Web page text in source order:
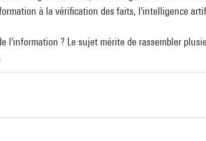
à la vérification des faits, l'intelligence
l'information ? Le sujet mérite de rassembler